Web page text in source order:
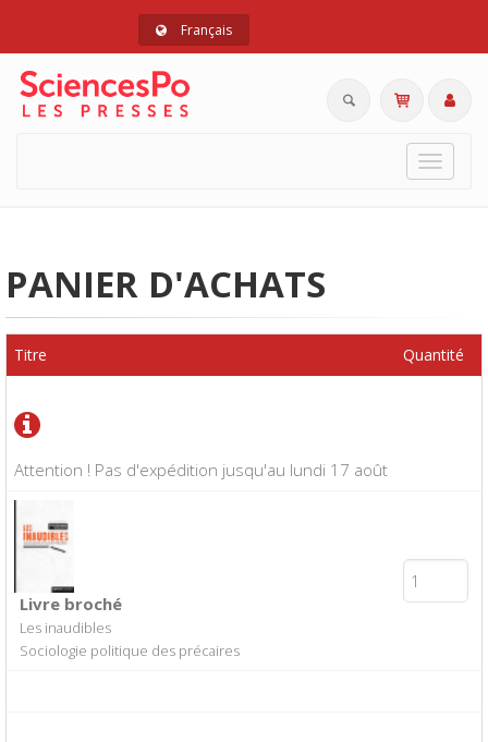
Français
Toggle
PANIER D'ACHATS
Attention ! Pas d'expédition jusqu'au lundi 17 août
Titre Quantité
Livre broché
Les inaudibles
Sociologie politique des précaires